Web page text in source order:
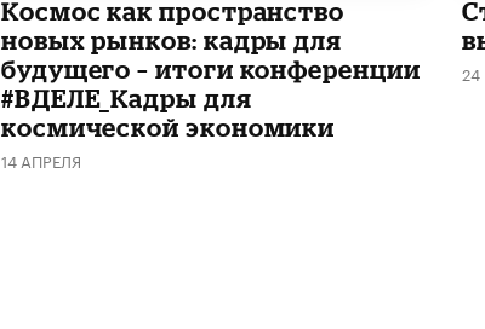
Космос как пространство
новых рынков: кадры для
будущего – итоги конференции
#ВДЕЛЕ_Кадры для
космической экономики
14 АПРЕЛЯ